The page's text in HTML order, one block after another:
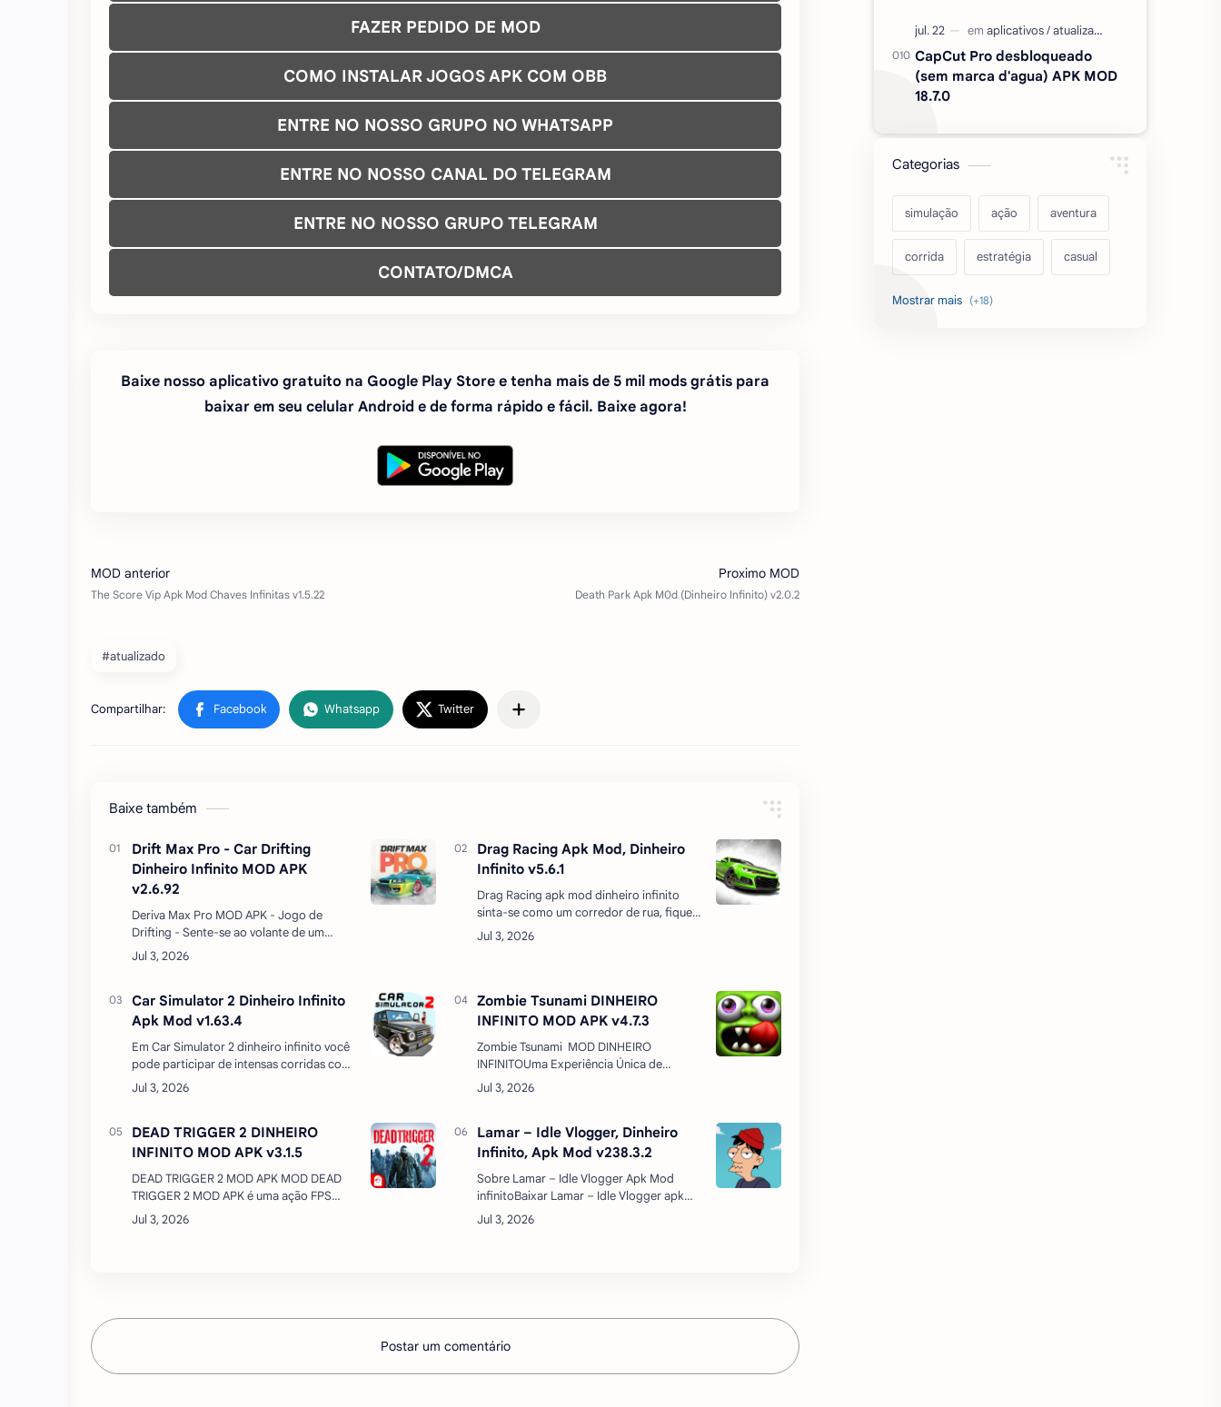
FAZER PEDIDO DE MOD
COMO INSTALAR JOGOS APK COM OBB
ENTRE NO NOSSO GRUPO NO WHATSAPP
ENTRE NO NOSSO CANAL DO TELEGRAM
ENTRE NO NOSSO GRUPO TELEGRAM
CONTATO/DMCA
Baixe nosso aplicativo gratuito na Google Play Store e tenha mais de 5 mil mods grátis para
baixar em seu celular Android e de forma rápido e fácil. Baixe agora!
#atualizado
Baixe também
Drift Max Pro - Car Drifting
Dinheiro Infinito MOD APK
v2.6.92
Deriva Max Pro MOD APK - Jogo de
Drifting - Sente-se ao volante de um
poderoso carro com tração traseira e
desfrute de corridas poderosas, ousadas
Drag Racing Apk Mod, Dinheiro
Infinito v5.6.1
Drag Racing apk mod dinheiro infinito
sinta-se como um corredor de rua, fique
atrás de carros de corrida e participe de
competições de drag. Conclua muitas
Car Simulator 2 Dinheiro Infinito
Apk Mod v1.63.4
Em Car Simulator 2 dinheiro infinito você
pode participar de intensas corridas com
outros participantes reais ou
simplesmente explorar a cidade. Jogue
Zombie Tsunami DINHEIRO
INFINITO MOD APK v4.7.3
Zombie Tsunami MOD DINHEIRO
INFINITOUma Experiência Única de
JogoImagine um mundo onde você não só
enfrenta zumbis, mas também se torna
DEAD TRIGGER 2 DINHEIRO
INFINITO MOD APK v3.1.5
DEAD TRIGGER 2 MOD APK MOD DEAD
TRIGGER 2 MOD APK é uma ação FPS
zombie tiro jogo Android de MADFINGER
GAMES. Desenvolvedores que trouxeram
Lamar – Idle Vlogger, Dinheiro
Infinito, Apk Mod v238.3.2
Sobre Lamar – Idle Vlogger Apk Mod
infinitoBaixar Lamar – Idle Vlogger apk
mod dinheiro infinito atualizado – Sua
vida tem sido muito difícil e agora você só
Postar um comentário
CapCut Pro desbloqueado
(sem marca d'agua) APK MOD
18.7.0
Categorias
simulação ação aventura
corrida estratégia casual
acarde esportes